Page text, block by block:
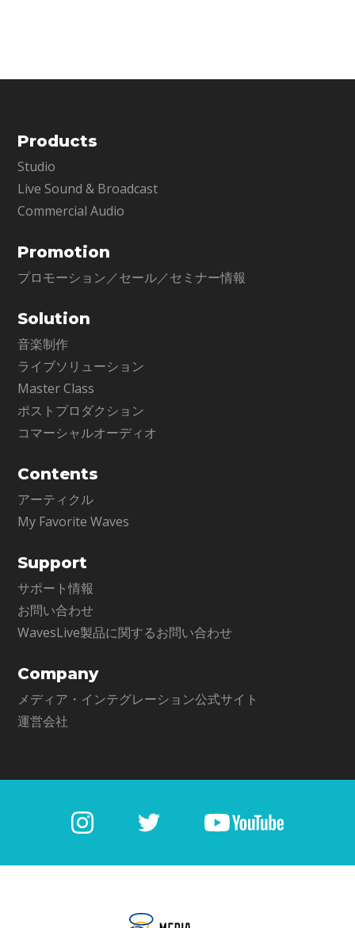
Products
Studio
Live Sound & Broadcast
Commercial Audio
Promotion
プロモーション／セール／セミナー情報
Solution
音楽制作
ライブソリューション
Master Class
ポストプロダクション
コマーシャルオーディオ
Contents
アーティクル
My Favorite Waves
Support
サポート情報
お問い合わせ
WavesLive製品に関するお問い合わせ
Company
メディア・インテグレーション公式サイト
運営会社